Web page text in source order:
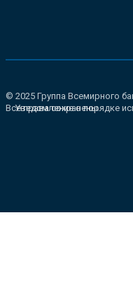
© 2025 Группа Всемирного
Все права сохранены.
Уведомление о порядке